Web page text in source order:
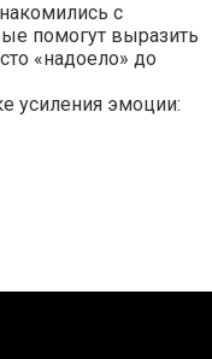
с
помогут выразить
«надоело» до
усиления эмоции: